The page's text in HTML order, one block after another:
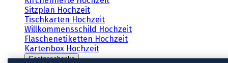
Sitzplan Hochzeit
Tischkarten Hochzeit
Willkommensschild Hochzeit
Flaschenetiketten Hochzeit
Kartenbox Hochzeit
Gastgeschenke